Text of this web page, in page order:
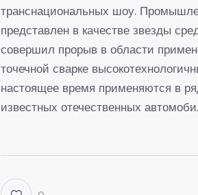
транснациональных шоу.
представлен в качестве звезды
совершил прорыв в области
точечной сварке
настоящее время применяются в
известных отечественных